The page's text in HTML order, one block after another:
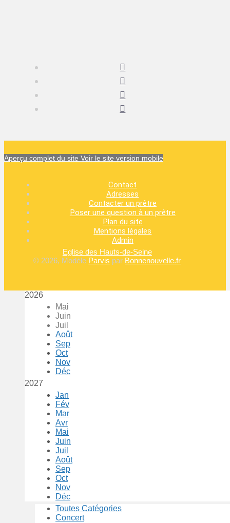
Aperçu complet du site Voir le site version mobile
Contact
Adresses
Contacter un prêtre
Poser une question à un prêtre
Plan du site
Mentions légales
Admin
Eglise des Hauts-de-Seine
© 2026, Modèle Parvis par Bonnenouvelle.fr
2026
Mai
Juin
Juil
Août
Sep
Oct
Nov
Déc
2027
Jan
Fév
Mar
Avr
Mai
Juin
Juil
Août
Sep
Oct
Nov
Déc
Toutes Catégories
Concert